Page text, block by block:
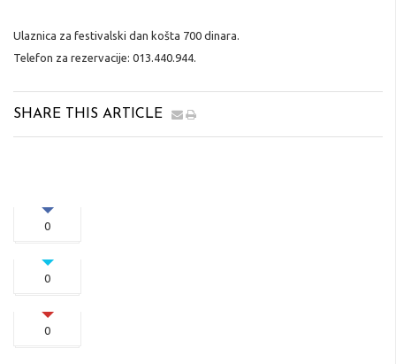
Ulaznica za festivalski dan košta 700 dinara.
Telefon za rezervacije: 013.440.944.
SHARE THIS ARTICLE
0
0
0